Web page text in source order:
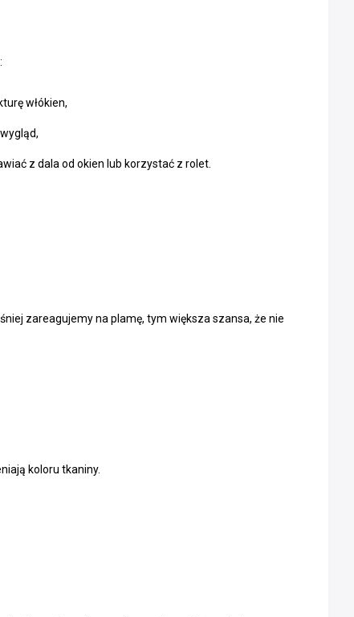
włókien,
z dala od okien lub korzystać z rolet.
zareagujemy na plamę, tym większa szansa, że nie
koloru tkaniny.